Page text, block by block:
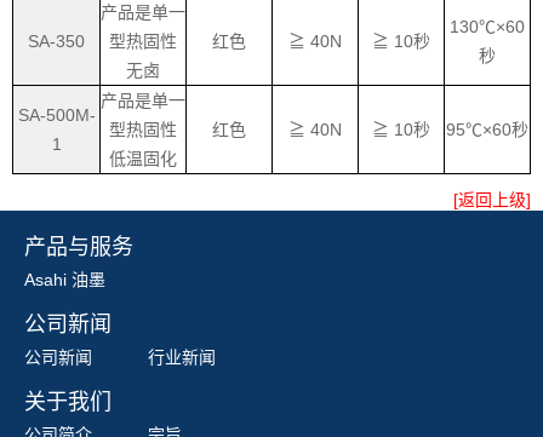
SA-350
产品是单一
型热固性
无卤
红色 ≧ 40N ≧ 10秒
130℃×60
秒
SA-500M-
1
产品是单一
型热固性
低温固化
红色 ≧ 40N ≧ 10秒 95℃×60秒
[返回上级]
产品与服务
Asahi 油墨
公司新闻
公司新闻 行业新闻
关于我们